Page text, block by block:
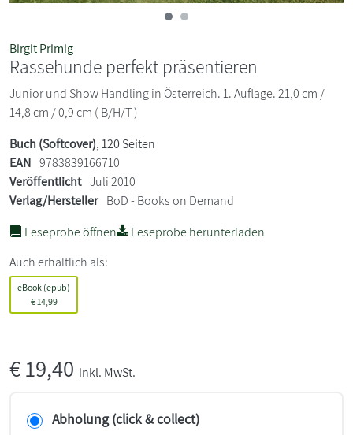
Birgit Primig
Rassehunde perfekt präsentieren
Junior und Show Handling in Österreich. 1. Auflage. 21,0 cm /
14,8 cm / 0,9 cm ( B/H/T )
Buch (Softcover), 120 Seiten
EAN 9783839166710
Veröffentlicht Juli 2010
Verlag/Hersteller BoD - Books on Demand
Leseprobe öffnen
Leseprobe herunterladen
Auch erhältlich als:
eBook (epub)
€14,99
€19,40 inkl. MwSt.
Abholung (click & collect)